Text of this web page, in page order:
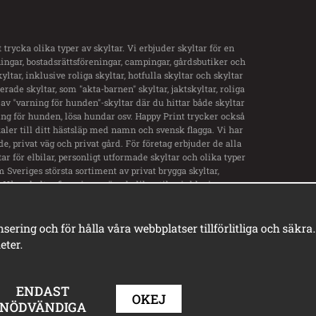
trycka olika typer av skyltar. Vi erbjuder skyltar för en
bostadsrättsföreningar, campingar, gårdsbutiker och
inklusive roliga skyltar, hotfulla skyltar och skyltar
skyltar, som "akta-barnen" skyltar, jaktskyltar, roliga
"varning för hunden"-skyltar där du hittar både skyltar
för hunden, lösa hundar osv. Happy Print trycker också
till ditt hästsläp med namn och svensk flagga. Vi har
privat väg och privat gård. För företag erbjuder de alla
för elbilar, personligt utformade skyltar och olika typer
största sortiment av privat brygga skyltar,
skyltar finns i en mängd olika stilar, inklusive
Print 2025
och för hålla våra webbplatser tillförlitliga och säkra.
ENDAST
NÖDVÄNDIGA
OKEJ